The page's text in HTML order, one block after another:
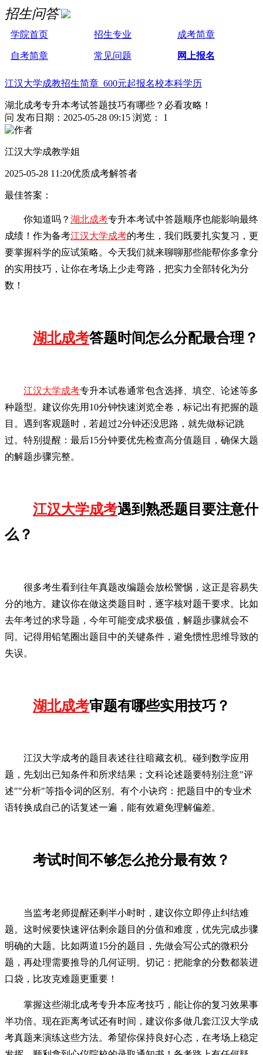
招生问答
学院首页 招生专业 成考简章
自考简章 常见问题 网上报名
江汉大学成教招生简章 600元起报名校本科学历
湖北成考专升本考试答题技巧有哪些？必看攻略！
问 发布日期：2025-05-28 09:15 浏览： 1
江汉大学成教学姐
2025-05-28 11:20优质成考解答者
最佳答案：
你知道吗？ 湖北成考专升本考试中答题顺序也能影响最终
成绩！作为备考江汉大学成考的考生，我们既要扎实复习，更
要掌握科学的应试策略。今天我们就来聊聊那些能帮你多拿分
的实用技巧，让你在考场上少走弯路，把实力全部转化为分
数！
湖北成考答题时间怎么分配最合理？
江汉大学成考专升本试卷通常包含选择、填空、论述等多
种题型。建议你先用10分钟快速浏览全卷，标记出有把握的题
目。遇到客观题时，若超过2分钟还没思路，就先做标记跳
过。特别提醒：最后15分钟要优先检查高分值题目，确保大题
的解题步骤完整。
江汉大学成考遇到熟悉题目要注意什
么？
很多考生看到往年真题改编题会放松警惕，这正是容易失
分的地方。建议你在做这类题目时，逐字核对题干要求。比如
去年考过的求导题，今年可能变成求极值，解题步骤就会不
同。记得用铅笔圈出题目中的关键条件，避免惯性思维导致的
失误。
湖北成考审题有哪些实用技巧？
江汉大学成考的题目表述往往暗藏玄机。碰到数学应用
题，先划出已知条件和所求结果；文科论述题要特别注意"评
述""分析"等指令词的区别。有个小诀窍：把题目中的专业术
语转换成自己的话复述一遍，能有效避免理解偏差。
考试时间不够怎么抢分最有效？
当监考老师提醒还剩半小时时，建议你立即停止纠结难
题。这时候要快速评估剩余题目的分值和难度，优先完成步骤
明确的大题。比如两道15分的题目，先做会写公式的微积分
题，再处理需要推导的几何证明。切记：把能拿的分数都装进
口袋，比攻克难题更重要！
掌握这些湖北成考专升本应考技巧，能让你的复习效果事
半功倍。现在距离考试还有时间，建议你多做几套江汉大学成
考真题来演练这些方法。希望你保持良好心态，在考场上稳定